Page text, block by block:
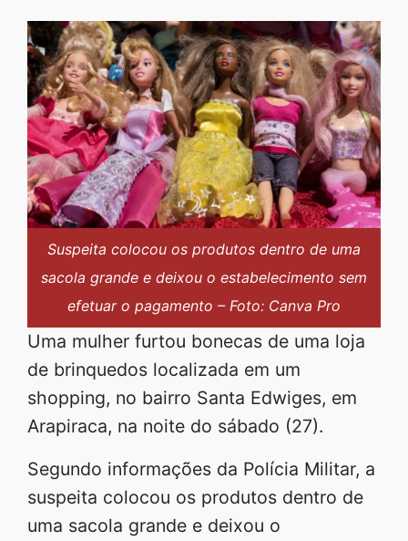
Suspeita colocou os produtos dentro de uma
sacola grande e deixou o estabelecimento sem
efetuar o pagamento – Foto: Canva Pro
Uma mulher furtou bonecas de uma loja
de brinquedos localizada em um
shopping, no bairro Santa Edwiges, em
Arapiraca, na noite do sábado (27).
Segundo informações da Polícia Militar, a
suspeita colocou os produtos dentro de
uma sacola grande e deixou o